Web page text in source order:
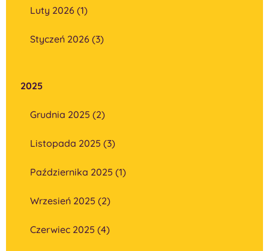
Luty 2026 (1)
Styczeń 2026 (3)
2025
Grudnia 2025 (2)
Listopada 2025 (3)
Października 2025 (1)
Wrzesień 2025 (2)
Czerwiec 2025 (4)